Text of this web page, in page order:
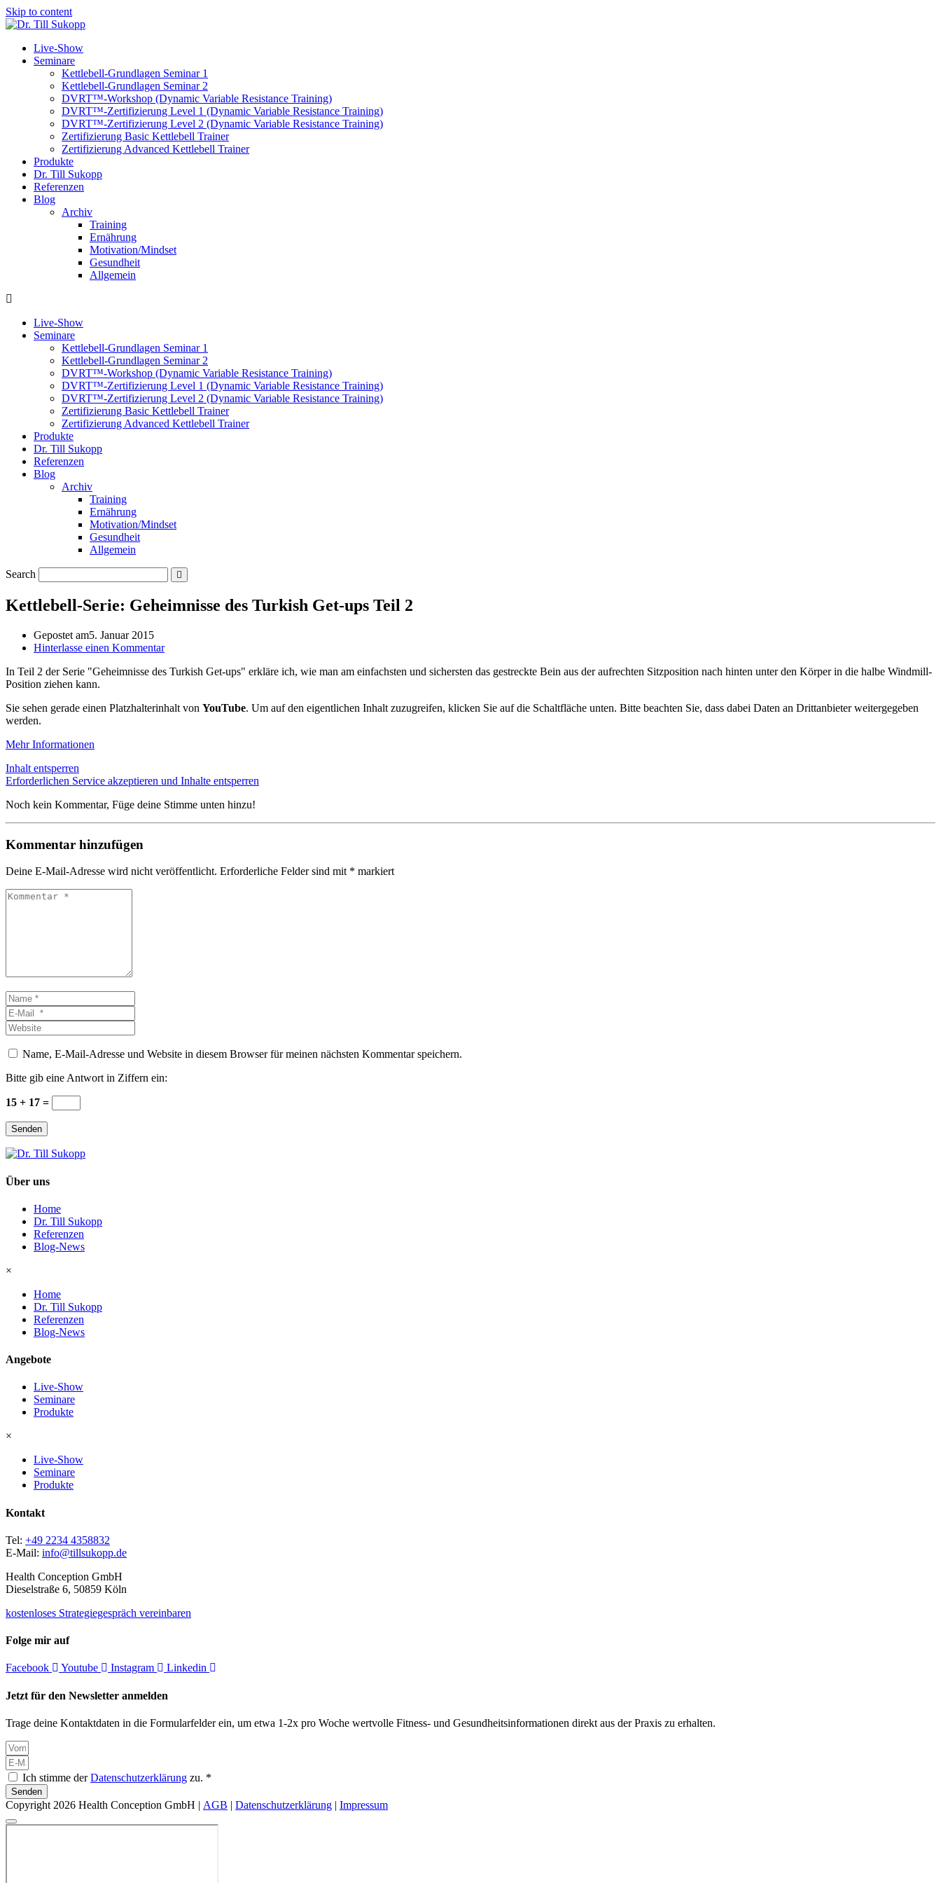
Skip to content
Live-Show
Seminare
Kettlebell-Grundlagen Seminar 1
Kettlebell-Grundlagen Seminar 2
DVRT™-Workshop (Dynamic Variable Resistance Training)
DVRT™-Zertifizierung Level 1 (Dynamic Variable Resistance Training)
DVRT™-Zertifizierung Level 2 (Dynamic Variable Resistance Training)
Zertifizierung Basic Kettlebell Trainer
Zertifizierung Advanced Kettlebell Trainer
Produkte
Dr. Till Sukopp
Referenzen
Blog
Archiv
Training
Ernährung
Motivation/Mindset
Gesundheit
Allgemein
Live-Show
Seminare
Kettlebell-Grundlagen Seminar 1
Kettlebell-Grundlagen Seminar 2
DVRT™-Workshop (Dynamic Variable Resistance Training)
DVRT™-Zertifizierung Level 1 (Dynamic Variable Resistance Training)
DVRT™-Zertifizierung Level 2 (Dynamic Variable Resistance Training)
Zertifizierung Basic Kettlebell Trainer
Zertifizierung Advanced Kettlebell Trainer
Produkte
Dr. Till Sukopp
Referenzen
Blog
Archiv
Training
Ernährung
Motivation/Mindset
Gesundheit
Allgemein
Search
Kettlebell-Serie: Geheimnisse des Turkish Get-ups Teil 2
Gepostet am5. Januar 2015
Hinterlasse einen Kommentar
In Teil 2 der Serie "Geheimnisse des Turkish Get-ups" erkläre ich, wie man am einfachsten und sichersten das gestreckte Bein aus der aufrechten Sitzposition nach hinten unter den Körper in die halbe Windmill-
Position ziehen kann.
Sie sehen gerade einen Platzhalterinhalt von YouTube. Um auf den eigentlichen Inhalt zuzugreifen, klicken Sie auf die Schaltfläche unten. Bitte beachten Sie, dass dabei Daten an Drittanbieter weitergegeben
werden.
Mehr Informationen
Inhalt entsperren
Erforderlichen Service akzeptieren und Inhalte entsperren
Noch kein Kommentar, Füge deine Stimme unten hinzu!
Kommentar hinzufügen
Deine E-Mail-Adresse wird nicht veröffentlicht. Erforderliche Felder sind mit * markiert
Kommentar
Name
*E-
Mail
*
Website
Name, E-Mail-Adresse und Website in diesem Browser für meinen nächsten Kommentar speichern.
Bitte gib eine Antwort in Ziffern ein:
15 + 17 =
Senden
Über uns
Home
Dr. Till Sukopp
Referenzen
Blog-News
×
Home
Dr. Till Sukopp
Referenzen
Blog-News
Angebote
Live-Show
Seminare
Produkte
×
Live-Show
Seminare
Produkte
Kontakt
Tel: +49 2234 4358832
E-Mail: info@tillsukopp.de
Health Conception GmbH
Dieselstraße 6, 50859 Köln
kostenloses Strategiegespräch vereinbaren
Folge mir auf
Facebook Youtube Instagram Linkedin
Jetzt für den Newsletter anmelden
Trage deine Kontaktdaten in die Formularfelder ein, um etwa 1-2x pro Woche wertvolle Fitness- und Gesundheitsinformationen direkt aus der Praxis zu erhalten.
Ich stimme derDatenschutzerklärung zu. *
Senden
Copyright 2026 Health Conception GmbH | AGB | Datenschutzerklärung | Impressum